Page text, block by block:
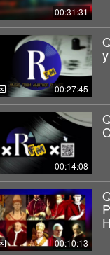
00:31:31
00:27:45
00:14:08
00:10:13